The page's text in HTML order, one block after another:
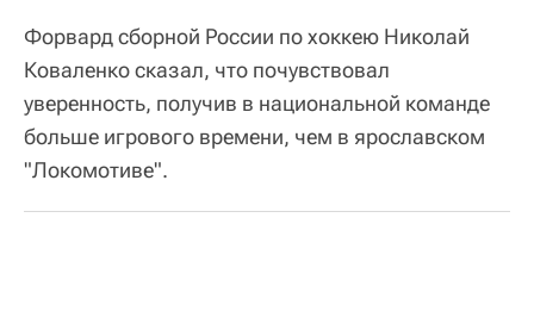
Форвард сборной России по хоккею Николай
Коваленко сказал, что почувствовал
уверенность, получив в национальной команде
больше игрового времени, чем в ярославском
"Локомотиве".